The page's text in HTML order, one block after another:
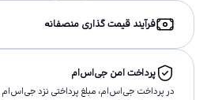
فرآیند قیمت گذاری منصفانه
پرداخت امن جی‌اس‌ام
در پرداخت جی‌اس‌ام، مبلغ پرداختى نزد جی‌اس‌ام